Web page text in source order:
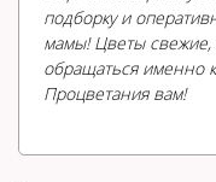
подборку и
мамы! Цветы
обращаться именно
Процветания вам!